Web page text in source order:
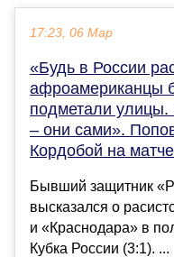
17:23, 06 Мар
«Будь в России
афроамериканцы
подметали
– они сами».
Кордобой на
Бывший защитник
высказался о
и «Краснодара» в
Кубка России (3:1). ...